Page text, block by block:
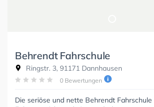
Behrendt Fahrschule
Ringstr. 3, 91171 Dannhausen
0 Bewertungen
Die seriöse und nette Behrendt